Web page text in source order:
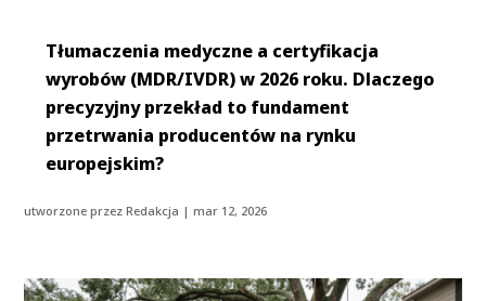
Tłumaczenia medyczne a certyfikacja
wyrobów (MDR/IVDR) w 2026 roku. Dlaczego
precyzyjny przekład to fundament
przetrwania producentów na rynku
europejskim?
utworzone przezRedakcja |mar 12, 2026